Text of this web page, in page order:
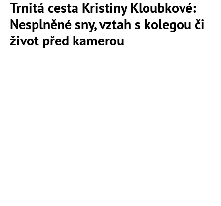
Trnitá cesta Kristiny Kloubkové:
Nesplněné sny, vztah s kolegou či
život před kamerou